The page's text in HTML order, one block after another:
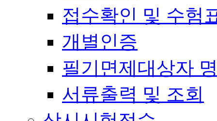
접수확인 및 수험
개별인증
필기면제대상자
서류출력 및 조회